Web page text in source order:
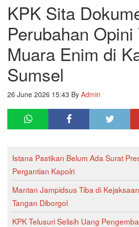
KPK Sita
Perubahan
Muara Enim di
Sumsel
26 June 2026 15:43 By Admin
Istana Pastikan Belum Ada Surat
Pergantian Kapolri
Mantan Jampidsus Tiba di
Tangan Diborgol
KPK Telusuri Selisih Uang